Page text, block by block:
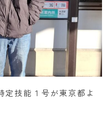
定技能１号が東京都よ